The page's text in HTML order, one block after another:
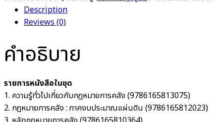
Description
Reviews (0)
คำอธิบาย
รายการหนังสือในชุด
1. ความรู้ทั่วไปเกี่ยวกับกฎหมายการคลัง (9786165813075)
2. กฎหมายการคลัง : ภาคงบประมาณแผ่นดิน (9786165812023)